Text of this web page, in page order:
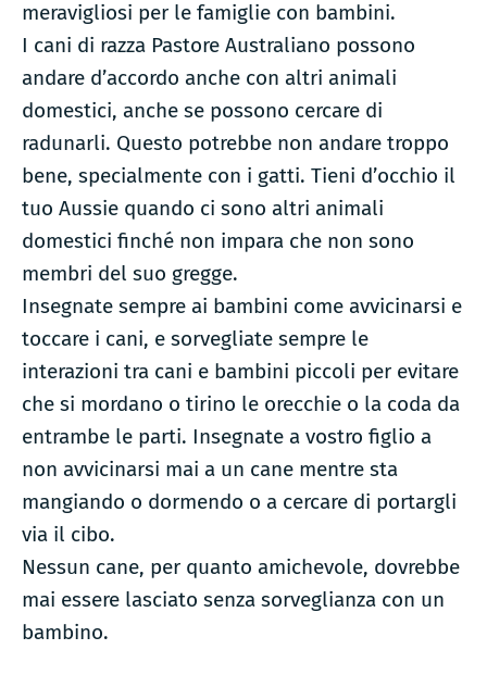
meravigliosi per le famiglie con bambini.
I cani di razza Pastore Australiano possono
andare d’accordo anche con altri animali
domestici, anche se possono cercare di
radunarli. Questo potrebbe non andare troppo
bene, specialmente con i gatti. Tieni d’occhio il
tuo Aussie quando ci sono altri animali
domestici finché non impara che non sono
membri del suo gregge.
Insegnate sempre ai bambini come avvicinarsi e
toccare i cani, e sorvegliate sempre le
interazioni tra cani e bambini piccoli per evitare
che si mordano o tirino le orecchie o la coda da
entrambe le parti. Insegnate a vostro figlio a
non avvicinarsi mai a un cane mentre sta
mangiando o dormendo o a cercare di portargli
via il cibo.
Nessun cane, per quanto amichevole, dovrebbe
mai essere lasciato senza sorveglianza con un
bambino.